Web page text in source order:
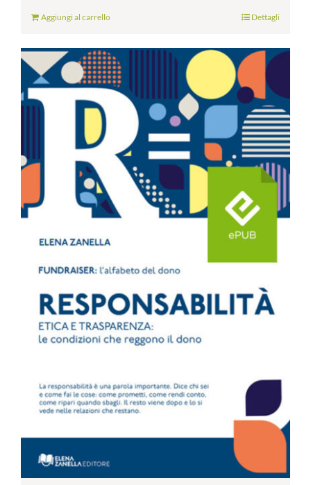
Aggiungi al carrello Dettagli